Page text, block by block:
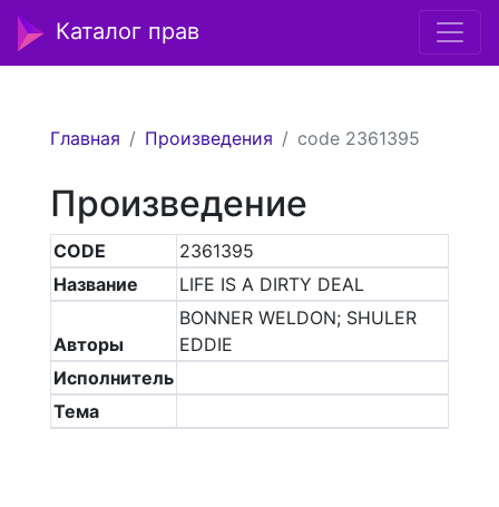
Каталог прав
Главная Произведения code 2361395
Произведение
CODE
2361395
Название
LIFE IS A DIRTY DEAL
Авторы
BONNER WELDON; SHULER
EDDIE
Исполнитель
Тема